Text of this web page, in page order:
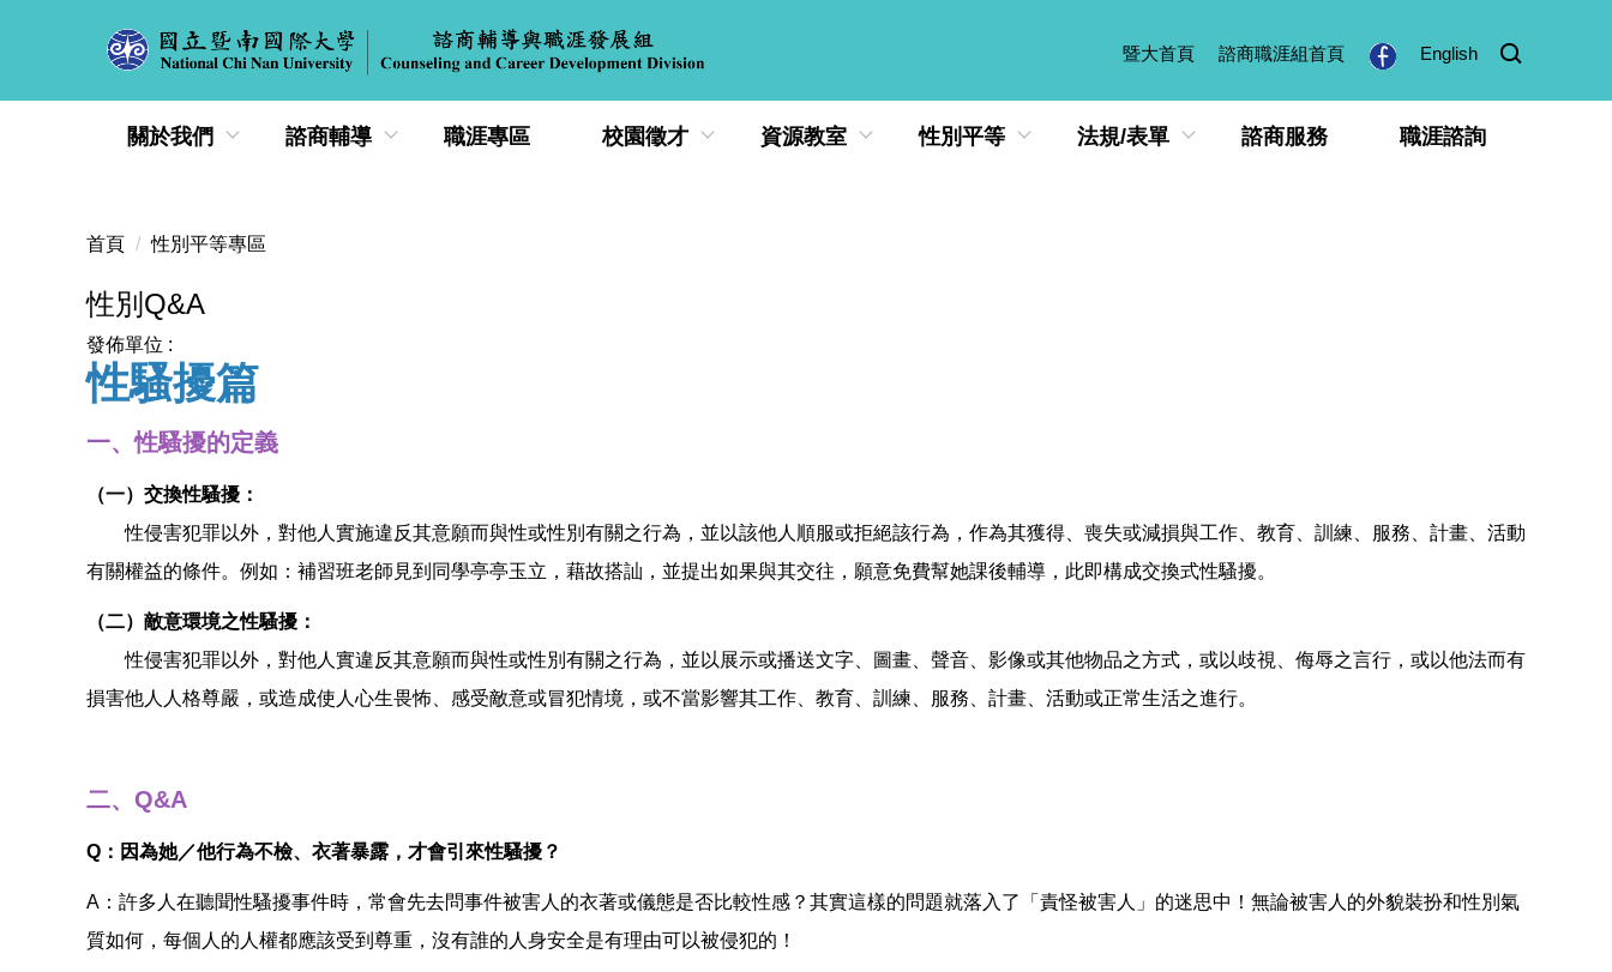
要
暨大首頁 諮商職涯組首頁 English
關於我們 諮商輔導 職涯專區 校園徵才 資源教室 性別平等 法規/表單 諮商服務 職涯諮詢
首頁 性別平等專區
性別Q&A
發佈單位 :
性騷擾篇
一、性騷擾的定義
（一）交換性騷擾：
性侵害犯罪以外，對他人實施違反其意願而與性或性別有關之行為，並以該他人順服或拒絕該行為，作為其獲得、喪失或減損與工作、教育、訓練、服務、計畫、活動
有關權益的條件。例如：補習班老師見到同學亭亭玉立，藉故搭訕，並提出如果與其交往，願意免費幫她課後輔導，此即構成交換式性騷擾。
（二）敵意環境之性騷擾：
性侵害犯罪以外，對他人實違反其意願而與性或性別有關之行為，並以展示或播送文字、圖畫、聲音、影像或其他物品之方式，或以歧視、侮辱之言行，或以他法而有
損害他人人格尊嚴，或造成使人心生畏怖、感受敵意或冒犯情境，或不當影響其工作、教育、訓練、服務、計畫、活動或正常生活之進行。
二、Q&A
Q：因為她／他行為不檢、衣著暴露，才會引來性騷擾？
A：許多人在聽聞性騷擾事件時，常會先去問事件被害人的衣著或儀態是否比較性感？其實這樣的問題就落入了「責怪被害人」的迷思中！無論被害人的外貌裝扮和性別氣
質如何，每個人的人權都應該受到尊重，沒有誰的人身安全是有理由可以被侵犯的！